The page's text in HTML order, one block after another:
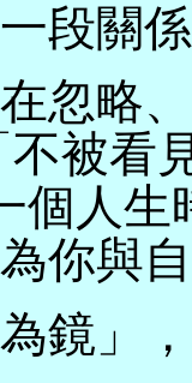
段關
忽略
不被
個人
你與
鏡」